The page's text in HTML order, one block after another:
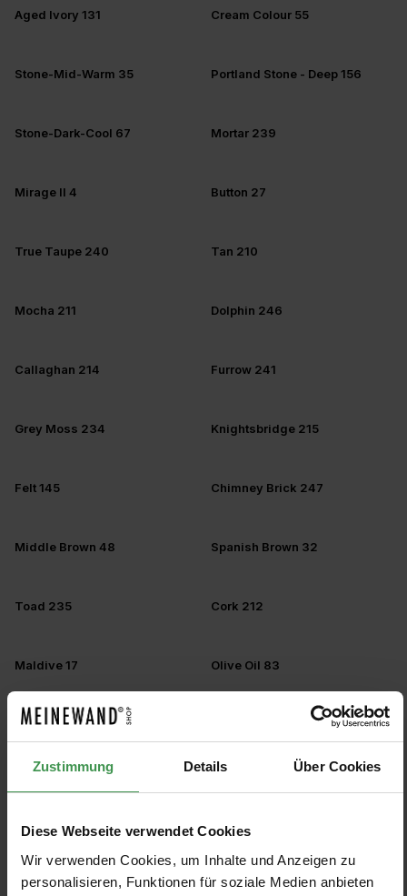
Zustimmung Details Über Cookies
Diese Webseite verwendet Cookies
Wir verwenden Cookies, um Inhalte und Anzeigen zu
personalisieren, Funktionen für soziale Medien anbieten
Aged Ivory 131 Cream Colour 55
Stone-Mid-Warm 35 Portland Stone - Deep 156
Stone-Dark-Cool 67 Mortar 239
Mirage II 4 Button 27
True Taupe 240 Tan 210
Mocha 211 Dolphin 246
Callaghan 214 Furrow 241
Grey Moss 234 Knightsbridge 215
Felt 145 Chimney Brick 247
Middle Brown 48 Spanish Brown 32
Toad 235 Cork 212
Maldive 17 Olive Oil 83
Eau de Nil 90